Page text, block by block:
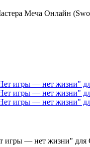
Меча Онлайн
игры — нет жизни" для